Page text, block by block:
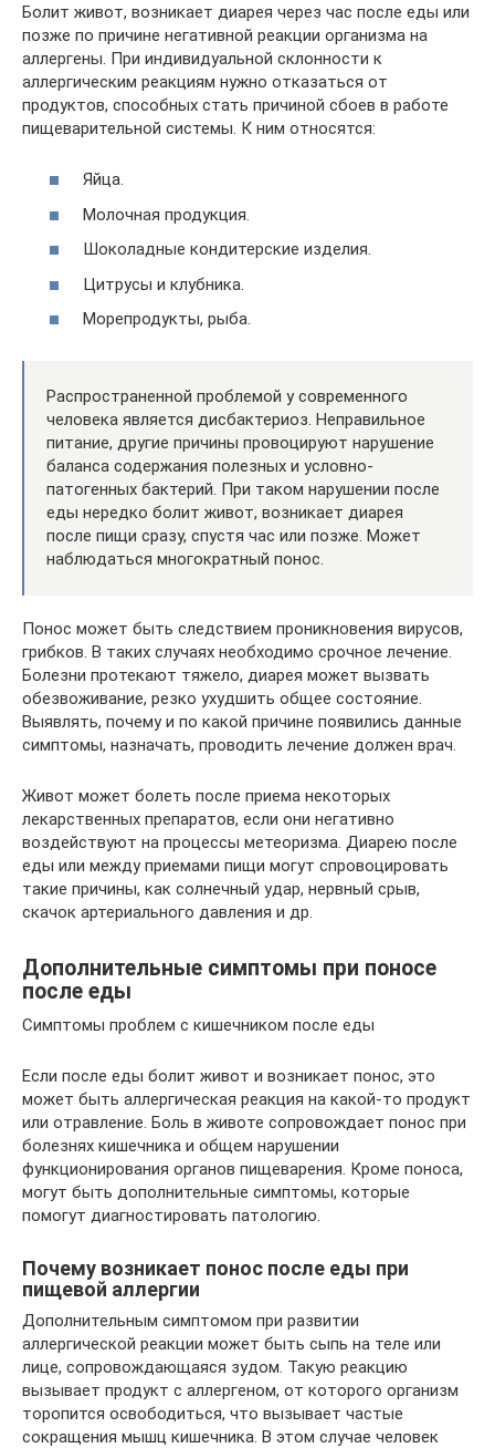
Болит живот, возникает диарея через час после еды или
позже по причине негативной реакции организма на
аллергены. При индивидуальной склонности к
аллергическим реакциям нужно отказаться от
продуктов, способных стать причиной сбоев в работе
пищеварительной системы. К ним относятся:
Яйца.
Молочная продукция.
Шоколадные кондитерские изделия.
Цитрусы и клубника.
Морепродукты, рыба.
Распространенной проблемой у современного
человека является дисбактериоз. Неправильное
питание, другие причины провоцируют нарушение
баланса содержания полезных и условно-
патогенных бактерий. При таком нарушении после
еды нередко болит живот, возникает диарея
после пищи сразу, спустя час или позже. Может
наблюдаться многократный понос.
Понос может быть следствием проникновения вирусов,
грибков. В таких случаях необходимо срочное лечение.
Болезни протекают тяжело, диарея может вызвать
обезвоживание, резко ухудшить общее состояние.
Выявлять, почему и по какой причине появились данные
симптомы, назначать, проводить лечение должен врач.
Живот может болеть после приема некоторых
лекарственных препаратов, если они негативно
воздействуют на процессы метеоризма. Диарею после
еды или между приемами пищи могут спровоцировать
такие причины, как солнечный удар, нервный срыв,
скачок артериального давления и др.
Дополнительные симптомы при поносе
после еды
Симптомы проблем с кишечником после еды
Если после еды болит живот и возникает понос, это
может быть аллергическая реакция на какой-то продукт
или отравление. Боль в животе сопровождает понос при
болезнях кишечника и общем нарушении
функционирования органов пищеварения. Кроме поноса,
могут быть дополнительные симптомы, которые
помогут диагностировать патологию.
Почему возникает понос после еды при
пищевой аллергии
Дополнительным симптомом при развитии
аллергической реакции может быть сыпь на теле или
лице, сопровождающаяся зудом. Такую реакцию
вызывает продукт с аллергеном, от которого организм
торопится освободиться, что вызывает частые
сокращения мышц кишечника. В этом случае человек